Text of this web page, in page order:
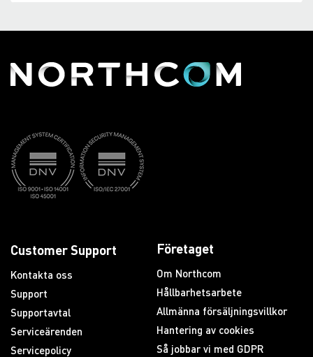
Customer Support
Kontakta oss
Support
Supportavtal
Serviceärenden
Servicepolicy
Företaget
Om Northcom
Hållbarhetsarbete
Allmänna försäljningsvillkor
Hantering av cookies
Så jobbar vi med GDPR